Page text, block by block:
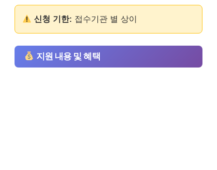
신청 기한: 접수기관 별 상이
지원 내용 및 혜택